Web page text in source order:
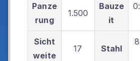
Panze
rung
1.500
Bauze
it
Sicht
weite
17 Stahl